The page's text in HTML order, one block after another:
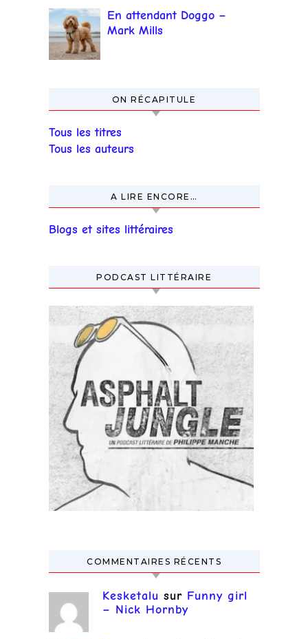
En attendant Doggo –
Mark Mills
ON RÉCAPITULE
Tous les titres
Tous les auteurs
A LIRE ENCORE…
Blogs et sites littéraires
PODCAST LITTÉRAIRE
COMMENTAIRES RÉCENTS
Kesketalu sur Funny girl
– Nick Hornby